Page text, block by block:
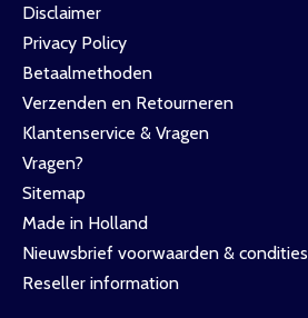
Disclaimer
Privacy Policy
Betaalmethoden
Verzenden en Retourneren
Klantenservice & Vragen
Vragen?
Sitemap
Made in Holland
Nieuwsbrief voorwaarden & condities
Reseller information